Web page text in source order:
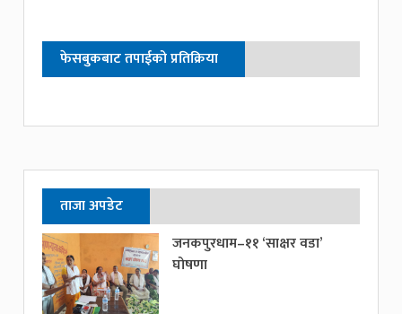
फेसबुकबाट तपाईको प्रतिक्रिया
ताजा अपडेट
जनकपुरधाम–११ ‘साक्षर वडा’
घोषणा